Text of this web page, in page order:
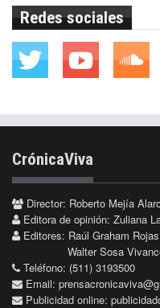
Redes sociales
CrónicaViva
Director: Roberto Mejía
Editora de opinión: Zuliana
Editores: Raúl Graham Rojas
Walter Sosa
Teléfono: (511) 3193500
Email:
Publicidad online: